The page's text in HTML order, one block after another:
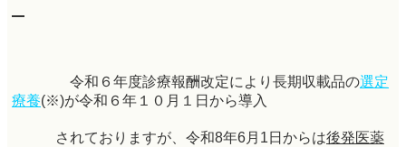
令和６年度診療報酬改定により長期収載品の選定
療養(※)が令和６年１０月 １日 から導入
されておりますが、令和8年6月1日からは後発医薬